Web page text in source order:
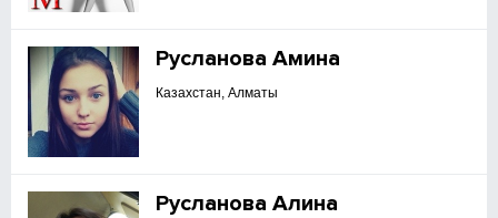
Русланова Амина
Казахстан, Алматы
Русланова Алина